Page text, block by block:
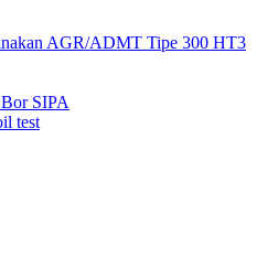
AGR/ADMT Tipe 300 HT3
SIPA
test